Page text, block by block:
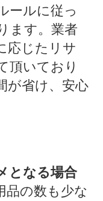
ールに従っ
ます。業者
応じたリサ
頂いており
が省け、安心
となる場合
品の数も少な